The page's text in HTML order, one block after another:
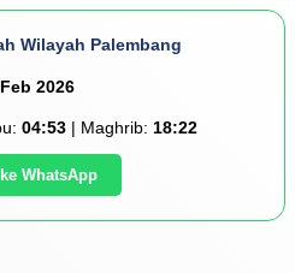
Wilayah Palembang
2026
04:53 | Maghrib: 18:22
WhatsApp